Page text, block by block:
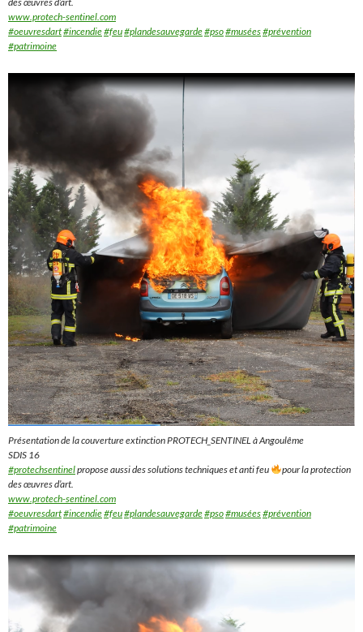
www.protech-sentinel.com
#oeuvresdart#incendie#feu#plandesauvegarde#pso#musées#prévention
#patrimoine
Présentation de la couverture extinction PROTECH_SENTINEL à Angoulême
SDIS 16
#protechsentinelpropose aussi des solutions techniques et anti feu
pour la protection
des œuvres d’art.
www.protech-sentinel.com
#oeuvresdart#incendie#feu#plandesauvegarde#pso#musées#prévention
#patrimoine